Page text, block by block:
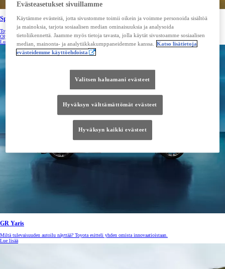
Special Olympics
Toyotan tukema Golfari Wivan Atrila lähtee Sisujengin matkassa kehitysvammaisten urheilijoiden Special
Olympics -maailmankisoihin Berliiniin.
Lue lisää
GR Yaris
Miltä tulevaisuuden autoilu näyttää? Toyota esitteli yhden omista innovaatioistaan.
Lue lisää
Evästeasetukset sivuillamme
Käytämme evästeitä, jotta sivustomme toimii oikein ja voimme personoida sisältöä
ja mainoksia, tarjota sosiaalisen median ominaisuuksia ja analysoida
tietoliikennettä. Jaamme myös tietoja tavasta, jolla käytät sivustoamme sosiaalisen
median, mainonta- ja analytiikkakumppaneidemme kanssa. Katso lisätietoja
evästeidemme käyttöehdoista
Valitsen haluamani evästeet
Hyväksyn välttämättömät evästeet
Hyväksyn kaikki evästeet